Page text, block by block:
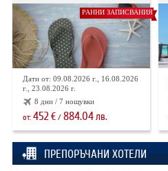
РАННИ ЗАПИСВАНИЯ
Дати от: 09.08.2026 г., 16.08.2026
г., 23.08.2026 г.
8 дни / 7 нощувки
от: 452€/ 884.04лв.
ПРЕПОРЪЧАНИ ХОТЕЛИ